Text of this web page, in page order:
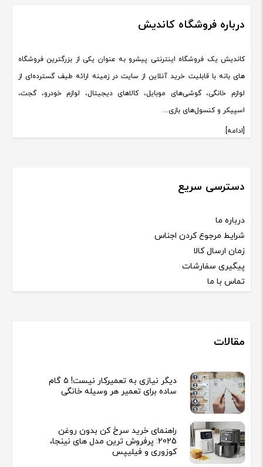
درباره فروشگاه کاندیش
کاندیش یک فروشگاه اینترنتی پیشرو به عنوان یکی از بزرگترین فروشگاه
های بانه با قابلیت خرید آنلاین از سایت در زمینه ارائه طیف گسترده‌ای از
لوازم خانگی، گوشی‌های موبایل، کالاهای دیجیتال، لوازم خودرو، گجت،
اسپیکر و کنسول‌های بازی...
[ادامه]
دسترسی سریع
درباره ما
شرایط مرجوع کردن اجناس
زمان ارسال کالا
پیگیری سفارشات
تماس با ما
مقالات
دیگر نیازی به تعمیرکار نیست! ۵ گام
ساده برای تعمیر هر وسیله خانگی
راهنمای خرید سرخ کن بدون روغن
2025: پرفروش ترین مدل های نینجا،
کوزوری و فیلیپس